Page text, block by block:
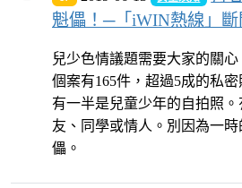
魁儡！─「iWIN熱線」斷
兒少色情議題需要大家的關
個案有165件，超過5成的私
有一半是兒童少年的自拍照
友、同學或情人。別因為一
儡。